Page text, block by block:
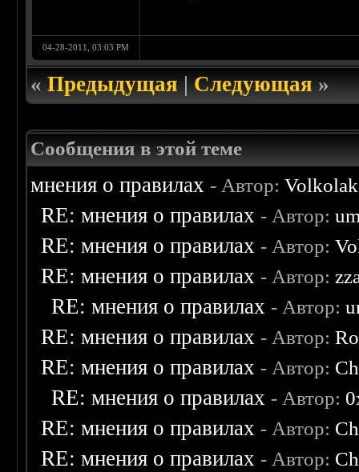
04-28-2011, 03:03 PM
«Предыдущая|Следующая»
Сообщения в этой теме
мнения о правилах - Автор:Volkolak
RE: мнения о правилах - Автор:
RE: мнения о правилах - Автор:
RE: мнения о правилах - Автор:
RE: мнения о правилах - Автор:
RE: мнения о правилах - Автор:
RE: мнения о правилах - Автор:
RE: мнения о правилах - Автор:
RE: мнения о правилах - Автор:
RE: мнения о правилах - Автор: